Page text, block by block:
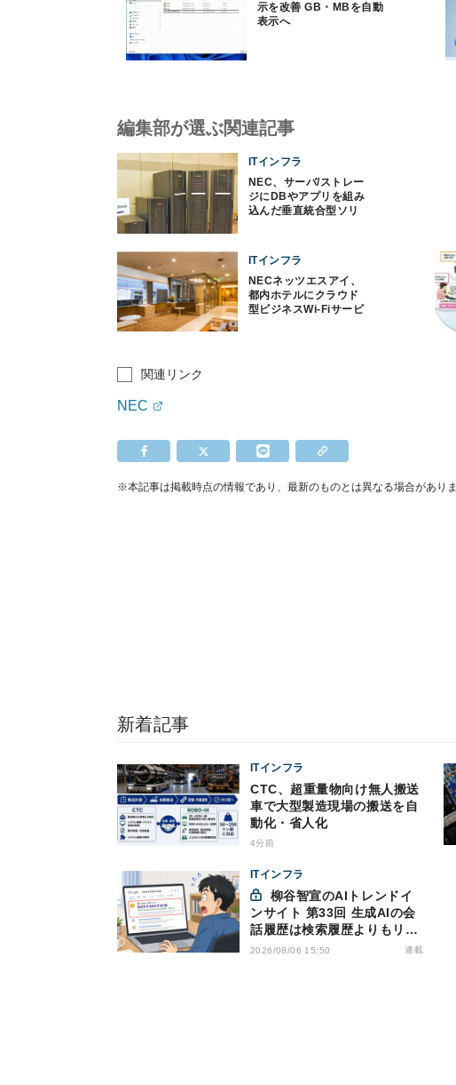
示を改善 GB・MBを自動
表示へ
編集部が選ぶ関連記事
ITインフラ
NEC、サーバ/ストレー
ジにDBやアプリを組み
込んだ垂直統合型ソリ
ITインフラ
NECネッツエスアイ、
都内ホテルにクラウド
型ビジネスWi-Fiサービ
関連リンク
NEC
※本記事は掲載時点の情報であり、最新のものとは異なる場合があり
新着記事
ITインフラ
CTC、超重量物向け無人搬送
車で大型製造現場の搬送を自
動化・省人化
4分前
ITインフラ
ンサイト 第33回 生成AIの会
話履歴は検索履歴よりもリス
キー？今のうちに情報漏洩対
2026/08/06 15:50 連載